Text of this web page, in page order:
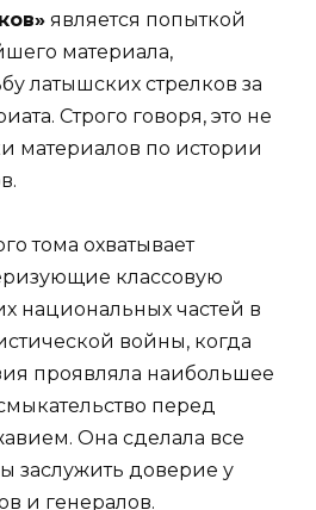
является попыткой
материала,
латышских стрелков за
Строго говоря, это не
материалов по истории
тома охватывает
классовую
национальных частей в
войны, когда
проявляла наибольшее
перед
Она сделала все
заслужить доверие у
и генералов.